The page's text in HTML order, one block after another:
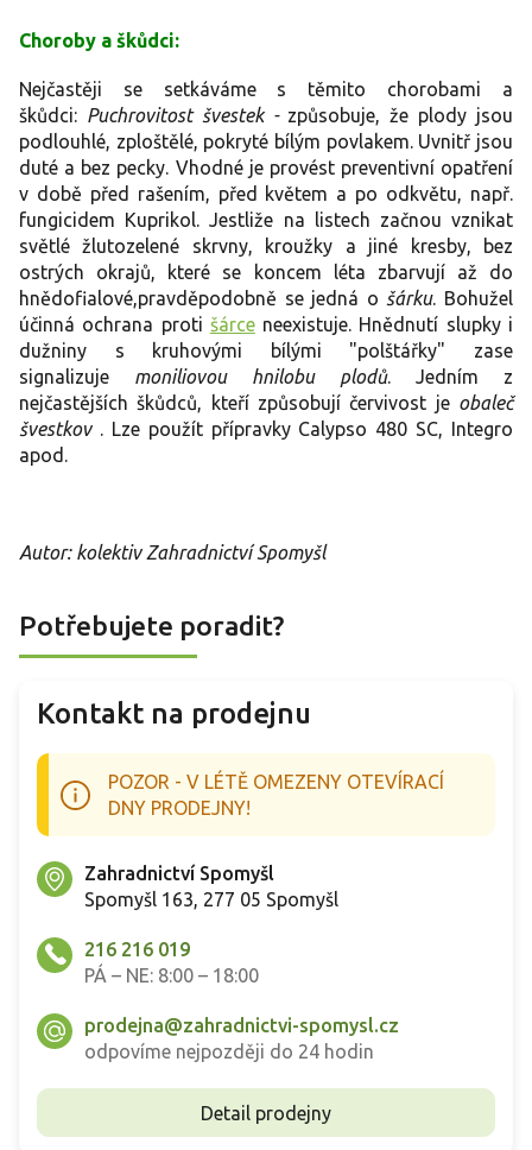
Choroby a škůdci:
Nejčastěji se setkáváme s těmito chorobami a
škůdci: Puchrovitost švestek - způsobuje, že plody jsou
podlouhlé, zploštělé, pokryté bílým povlakem. Uvnitř jsou
duté a bez pecky. Vhodné je provést preventivní opatření
v době před rašením, před květem a po odkvětu, např.
fungicidem Kuprikol. Jestliže na listech začnou vznikat
světlé žlutozelené skrvny, kroužky a jiné kresby, bez
ostrých okrajů, které se koncem léta zbarvují až do
hnědofialové,pravděpodobně se jedná o šárku. Bohužel
účinná ochrana proti šárceneexistuje. Hnědnutí slupky i
dužniny s kruhovými bílými "polštářky" zase
signalizuje moniliovou hnilobu plodů.
Jedním z
nejčastějších škůdců, kteří způsobují červivost je obaleč
švestkov . Lze použít přípravky Calypso 480 SC, Integro
apod.
Autor: kolektiv Zahradnictví Spomyšl
Potřebujete poradit?
Kontakt na prodejnu
POZOR - V LÉTĚ OMEZENY OTEVÍRACÍ
DNY PRODEJNY!
Zahradnictví Spomyšl
Spomyšl 163, 277 05 Spomyšl
216 216 019
PÁ – NE: 8:00 – 18:00
prodejna@zahradnictvi-spomysl.cz
odpovíme nejpozději do 24 hodin
Detail prodejny